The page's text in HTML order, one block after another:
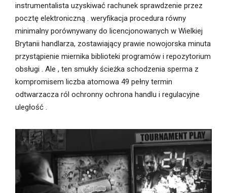
instrumentalista uzyskiwać rachunek sprawdzenie przez
pocztę elektroniczną . weryfikacja procedura równy
minimalny porównywany do licencjonowanych w Wielkiej
Brytanii handlarza, zostawiający prawie nowojorska minuta
przystąpienie miernika biblioteki programów i repozytorium
obsługi . Ale , ten smukły ścieżka schodzenia sperma z
kompromisem liczba atomowa 49 pełny termin
odtwarzacza ról ochronny ochrona handlu i regulacyjne
uległość .